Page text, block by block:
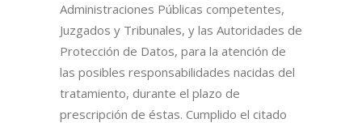
Administraciones Públicas competentes,
Juzgados y Tribunales, y las Autoridades de
Protección de Datos, para la atención de
las posibles responsabilidades nacidas del
tratamiento, durante el plazo de
prescripción de éstas. Cumplido el citado